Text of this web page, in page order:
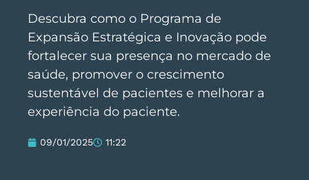
Descubra como o Programa de
Expansão Estratégica e Inovação pode
fortalecer sua presença no mercado de
saúde, promover o crescimento
sustentável de pacientes e melhorar a
experiência do paciente.
09/01/2025 11:22